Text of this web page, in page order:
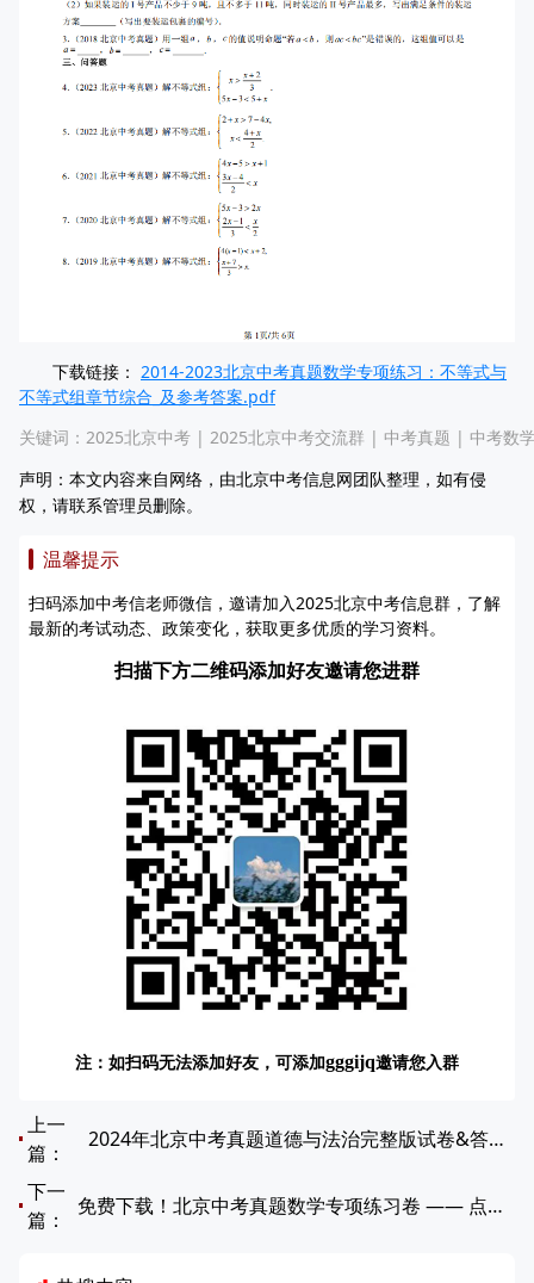
下载链接： 2014-2023北京中考真题数学专项练习：不等式与
不等式组章节综合_及参考答案.pdf
关键词： 2025北京中考 | 2025北京中考交流群 | 中考真题 | 中考数
声明：本文内容来自网络，由北京中考信息网团队整理，如有侵
权，请联系管理员删除。
温馨提示
扫码添加中考信老师微信，邀请加入2025北京中考信息群，了解
最新的考试动态、政策变化，获取更多优质的学习资料。
扫描下方二维码添加好友邀请您进群
注：如扫码无法添加好友，可添加gggijq邀请您入群
上一
篇：
2024年北京中考真题道德与法治完整版试卷&答案！下载保存！
下一
篇：
免费下载！北京中考真题数学专项练习卷 —— 点和圆、直线和圆的位置关系！